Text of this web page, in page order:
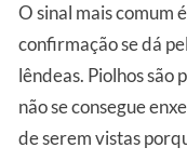
O sinal mais comum
confirmação se dá
lêndeas. Piolhos são
não se consegue
de serem vistas